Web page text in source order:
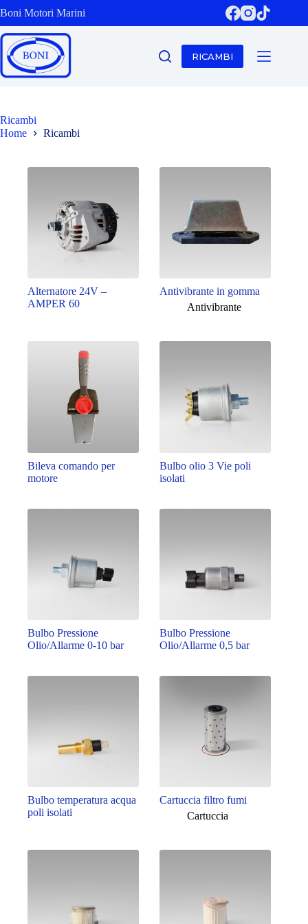
al
contenuto
Boni Motori Marini
RICAMBI
Ricambi
Home
Ricambi
Alternatore 24V –
AMPER 60
Antivibrante in gomma
Antivibrante
Bileva comando per
motore
Bulbo olio 3 Vie poli
isolati
Bulbo Pressione
Olio/Allarme 0-10 bar
Bulbo Pressione
Olio/Allarme 0,5 bar
Bulbo temperatura acqua
poli isolati
Cartuccia filtro fumi
Cartuccia